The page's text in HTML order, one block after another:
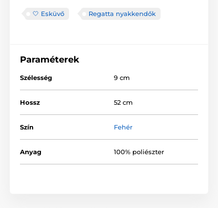
🤍 Esküvő Regatta nyakkendők
Paraméterek
Szélesség 9 cm
Hossz 52 cm
Szín Fehér
Anyag 100% poliészter